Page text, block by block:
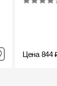
Цена 844